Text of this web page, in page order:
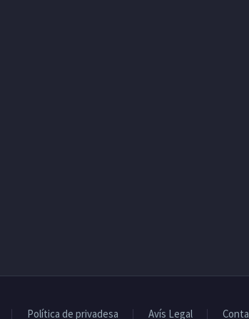
Política de privadesa Avís Legal